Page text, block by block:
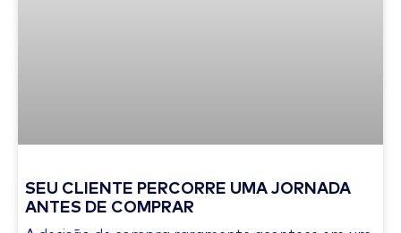
SEU CLIENTE PERCORRE UMA JORNADA
ANTES DE COMPRAR